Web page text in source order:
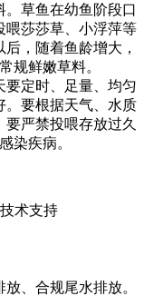
。草鱼在幼鱼阶段口
喂莎莎草、小浮萍等
，随着鱼龄增大，
规鲜嫩草料。
要定时、足量、均匀
。要根据天气、水质
严禁投喂存放过久
染疾病。
术支持
、合规尾水排放。